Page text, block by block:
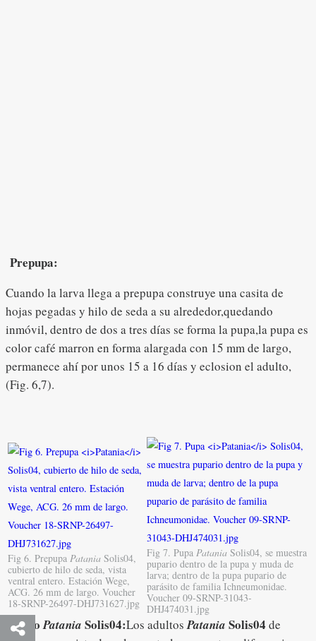
Prepupa:
Cuando la larva llega a prepupa construye una casita de
hojas pegadas y hilo de seda a su alrededor,quedando
inmóvil, dentro de dos a tres días se forma la pupa,la pupa es
color café marron en forma alargada con 15 mm de largo,
permanece ahí por unos 15 a 16 días y eclosion el adulto,
(Fig. 6,7).
Fig 6. Prepupa Patania Solis04,
cubierto de hilo de seda, vista
ventral entero. Estación Wege,
ACG. 26 mm de largo. Voucher
18-SRNP-26497-DHJ731627.jpg
Fig 7. Pupa Patania Solis04, se muestra
pupario dentro de la pupa y muda de
larva; dentro de la pupa pupario de
parásito de familia Ichneumonidae.
Voucher 09-SRNP-31043-
DHJ474031.jpg
AdultoPatania Solis04:Los adultosPatania Solis04 de